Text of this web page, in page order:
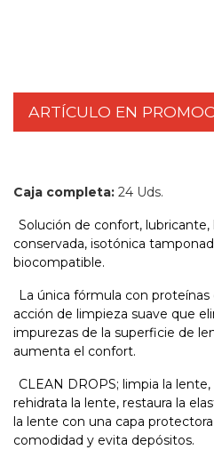
ARTÍCULO EN
Caja completa: 24 Uds.
Solución de confort,
conservada, isotónica
biocompatible.
La única fórmula con
acción de limpieza suave que
impurezas de la superficie de
aumenta el confort.
CLEAN DROPS; limpia la
rehidrata la lente, restaura la
la lente con una capa
comodidad y evita depósitos.